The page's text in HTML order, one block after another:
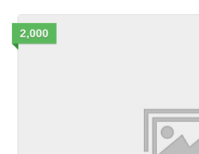
2,000